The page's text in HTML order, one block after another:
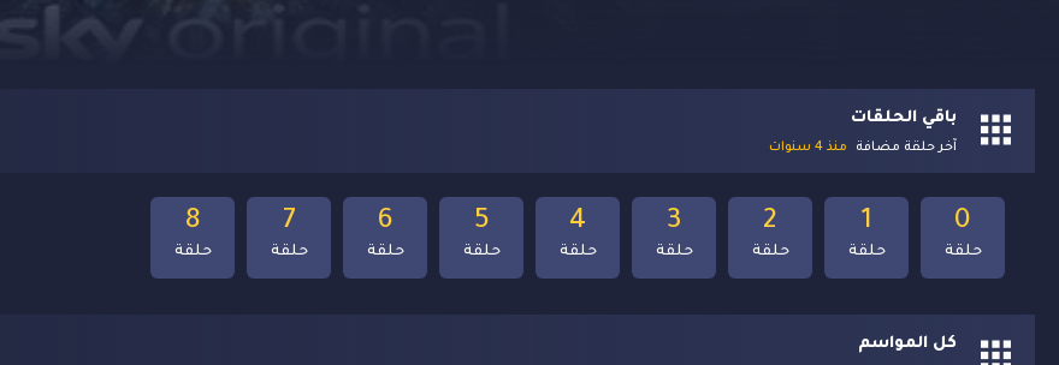
باقي الحلقات
آخر حلقة مضافة منذ 4 سنوات
8
حلقة
7
حلقة
6
حلقة
5
حلقة
4
حلقة
3
حلقة
2
حلقة
1
حلقة
0
حلقة
كل المواسم